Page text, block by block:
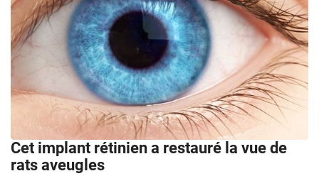
Cet implant rétinien a restauré la vue de
rats aveugles